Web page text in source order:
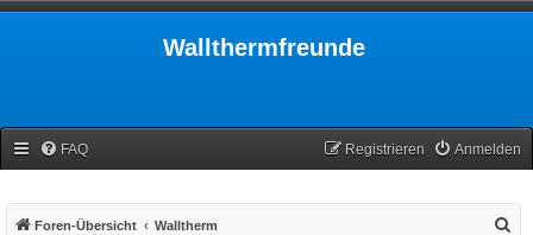
Wallthermfreunde
FAQ Anmelden
Registrieren
Foren-Übersicht Walltherm